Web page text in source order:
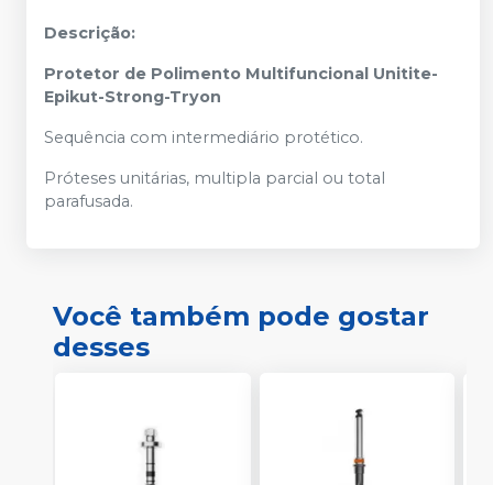
Descrição:
Protetor de Polimento Multifuncional Unitite-
Epikut-Strong-Tryon
Sequência com intermediário protético.
Próteses unitárias, multipla parcial ou total
parafusada.
Você também pode gostar
desses